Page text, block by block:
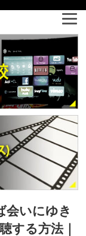
会いにゆき
する方法｜